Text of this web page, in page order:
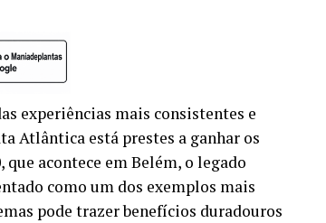
experiências mais consistentes e
Atlântica está prestes a ganhar os
acontece em Belém, o legado
como um dos exemplos mais
pode trazer benefícios duradouros